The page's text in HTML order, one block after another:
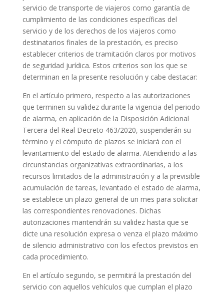
servicio de transporte de viajeros como garantía de
cumplimiento de las condiciones específicas del
servicio y de los derechos de los viajeros como
destinatarios finales de la prestación, es preciso
establecer criterios de tramitación claros por motivos
de seguridad jurídica. Estos criterios son los que se
determinan en la presente resolución y cabe destacar:
En el artículo primero, respecto a las autorizaciones
que terminen su validez durante la vigencia del periodo
de alarma, en aplicación de la Disposición Adicional
Tercera del Real Decreto 463/2020, suspenderán su
término y el cómputo de plazos se iniciará con el
levantamiento del estado de alarma. Atendiendo a las
circunstancias organizativas extraordinarias, a los
recursos limitados de la administración y a la previsible
acumulación de tareas, levantado el estado de alarma,
se establece un plazo general de un mes para solicitar
las correspondientes renovaciones. Dichas
autorizaciones mantendrán su validez hasta que se
dicte una resolución expresa o venza el plazo máximo
de silencio administrativo con los efectos previstos en
cada procedimiento.
En el artículo segundo, se permitirá la prestación del
servicio con aquellos vehículos que cumplan el plazo